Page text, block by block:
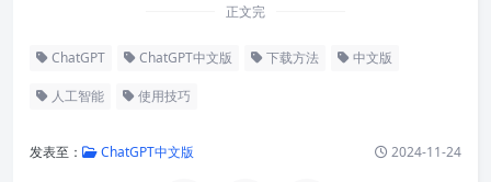
正文完
ChatGPT ChatGPT中文版 下载方法 中文版
人工智能 使用技巧
发表至： ChatGPT中文版 2024-11-24